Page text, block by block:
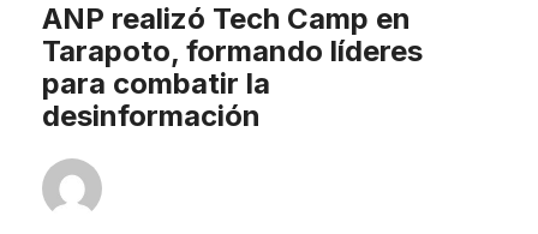
ANP realizó Tech Camp en
Tarapoto, formando líderes
para combatir la
desinformación